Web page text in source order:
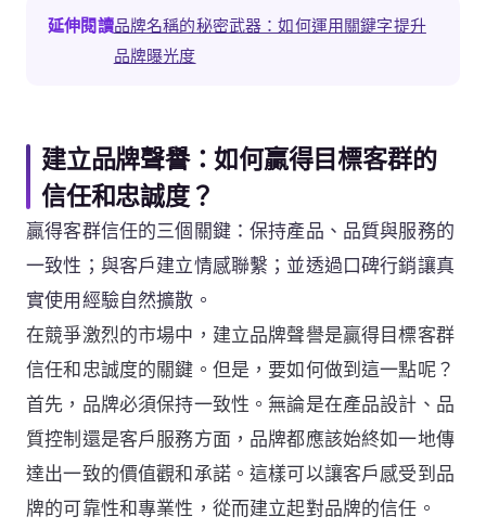
延伸閱讀品牌名稱的秘密武器：如何運用關鍵字提升
品牌曝光度
建立品牌聲譽：如何贏得目標客群的
信任和忠誠度？
贏得客群信任的三個關鍵：保持產品、品質與服務的
一致性；與客戶建立情感聯繫；並透過口碑行銷讓真
實使用經驗自然擴散。
在競爭激烈的市場中，建立品牌聲譽是贏得目標客群
信任和忠誠度的關鍵。但是，要如何做到這一點呢？
首先，品牌必須保持一致性。無論是在產品設計、品
質控制還是客戶服務方面，品牌都應該始終如一地傳
達出一致的價值觀和承諾。這樣可以讓客戶感受到品
牌的可靠性和專業性，從而建立起對品牌的信任。